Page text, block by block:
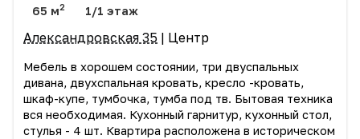
65 м2 1/1 этаж
Александровская 35 | Центр
Мебель в хорошем состоянии, три двуспальных
дивана, двухспальная кровать, кресло -кровать,
шкаф-купе, тумбочка, тумба под тв. Бытовая техника
вся необходимая. Кухонный гарнитур, кухонный стол,
стулья - 4 шт. Квартира расположена в историческом